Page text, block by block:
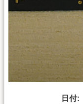
日付: